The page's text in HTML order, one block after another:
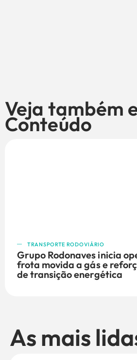
Veja também
Conteúdo
TRANSPORTE RODOVIÁRIO
Grupo Rodonaves inicia
frota movida a gás e
de transição energética
As mais